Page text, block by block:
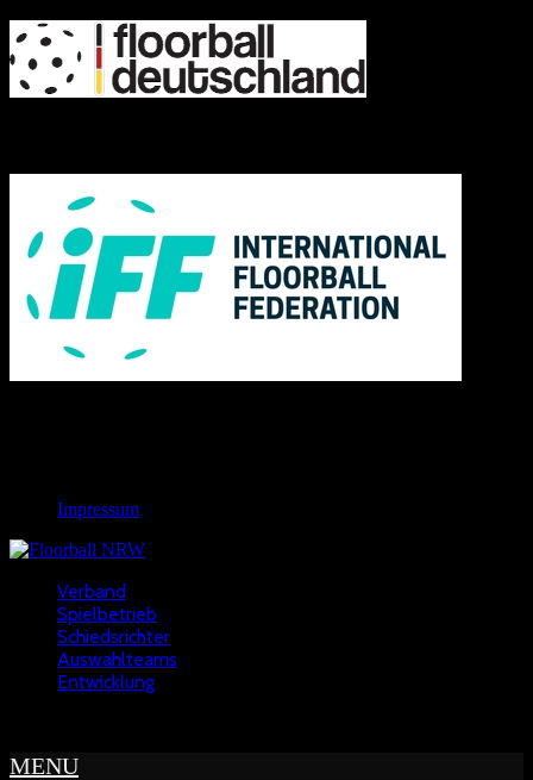
Impressum
Verband
Spielbetrieb
Schiedsrichter
Auswahlteams
Entwicklung
MENU